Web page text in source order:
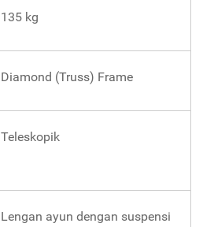
135 kg
Diamond (Truss) Frame
Teleskopik
Lengan ayun dengan suspensi